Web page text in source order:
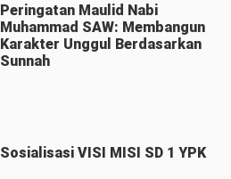
Peringatan Maulid Nabi
Muhammad SAW: Membangun
Karakter Unggul Berdasarkan
Sunnah
Sosialisasi VISI MISI SD 1 YPK